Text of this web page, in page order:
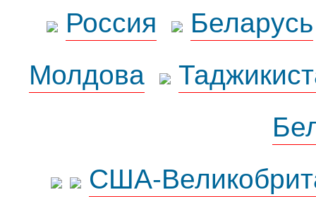
Россия
Беларусь
Молдова
США-